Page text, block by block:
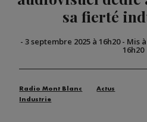
sa fierté
- 3 septembre 2025 à 16h20- Mis
16h20
Radio Mont Blanc
Actus
Industrie